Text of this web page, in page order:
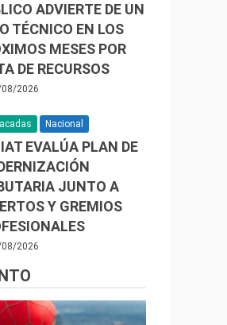
ADVIERTE DE UN
TÉCNICO EN LOS
MESES POR
DE RECURSOS
2026
Nacional
EVALÚA PLAN DE
JUNTO A
Y GREMIOS
2026